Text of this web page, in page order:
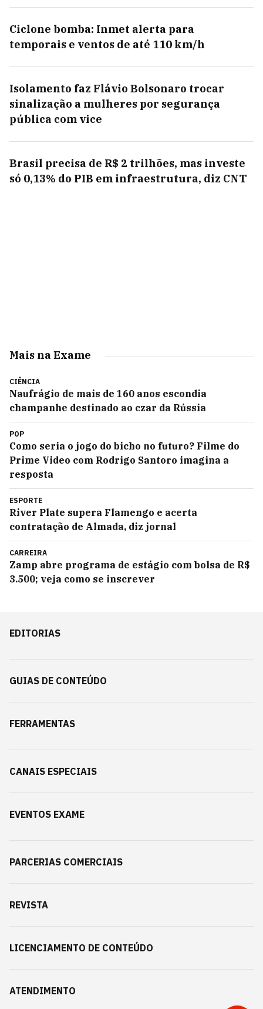
Ciclone bomba: Inmet alerta para
temporais e ventos de até 110 km/h
Isolamento faz Flávio Bolsonaro trocar
sinalização a mulheres por segurança
pública com vice
Brasil precisa de R$ 2 trilhões, mas investe
só 0,13% do PIB em infraestrutura, diz CNT
Mais na Exame
CIÊNCIA
Naufrágio de mais de 160 anos escondia
champanhe destinado ao czar da Rússia
POP
Como seria o jogo do bicho no futuro? Filme do
Prime Video com Rodrigo Santoro imagina a
resposta
ESPORTE
River Plate supera Flamengo e acerta
contratação de Almada, diz jornal
CARREIRA
Zamp abre programa de estágio com bolsa de R$
3.500; veja como se inscrever
EDITORIAS
GUIAS DE CONTEÚDO
FERRAMENTAS
CANAIS ESPECIAIS
EVENTOS EXAME
PARCERIAS COMERCIAIS
REVISTA
LICENCIAMENTO DE CONTEÚDO
ATENDIMENTO